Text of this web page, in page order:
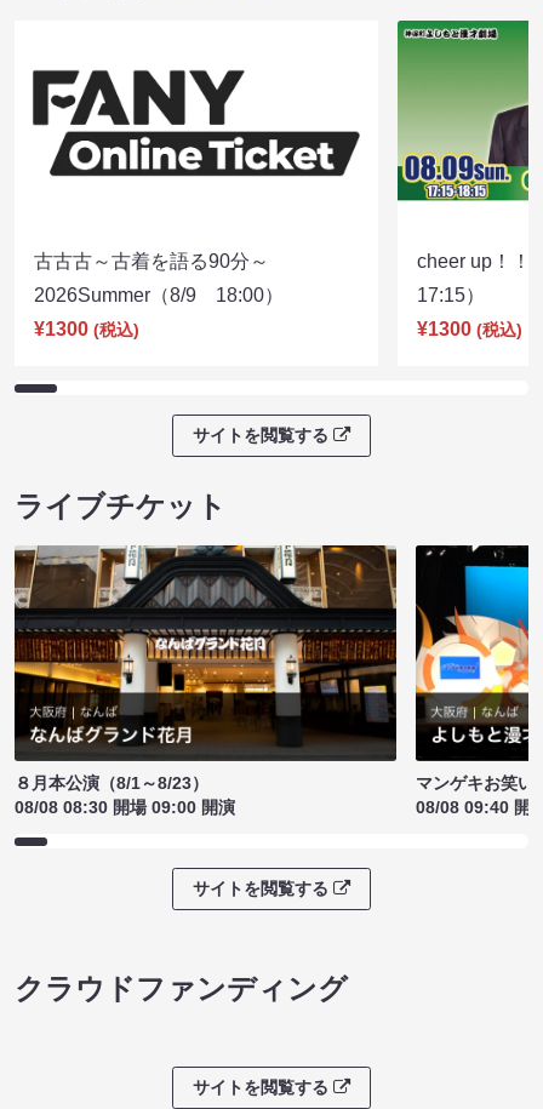
古古古～古着を語る90分～
2026Summer（8/9 18:00）
¥1300 (税込)
cheer up！
17:15）
¥1300 (税込)
サイトを閲覧する
ライブチケット
８月本公演（8/1～8/23）
08/08 08:30 開場 09:00 開演
マンゲキお笑い
08/08 09:40 開
サイトを閲覧する
クラウドファンディング
サイトを閲覧する